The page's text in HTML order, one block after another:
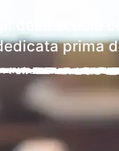
delle scuole
prima